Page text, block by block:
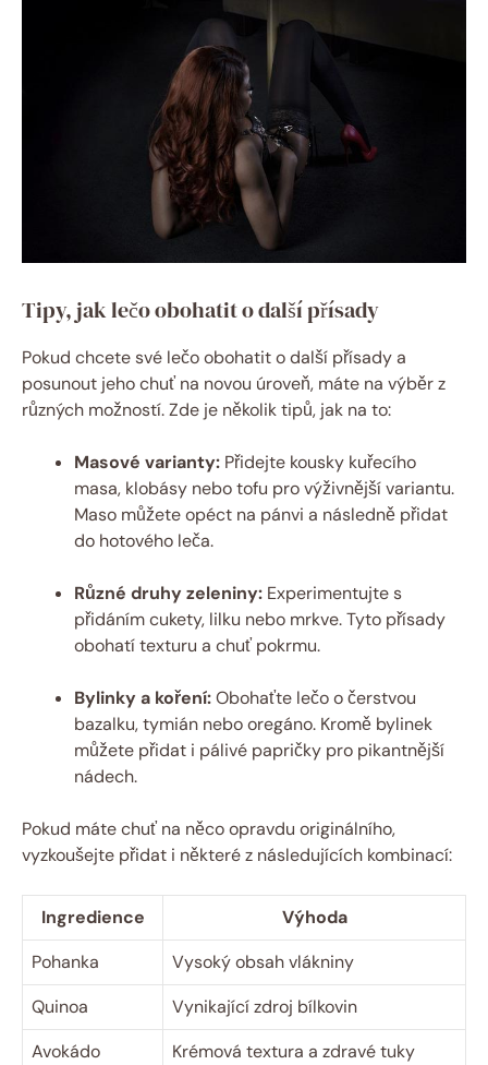
Tipy, jak lečo obohatit o další přísady
Pokud chcete své lečo obohatit o další přísady a
posunout jeho chuť na novou úroveň, máte na výběr z
různých možností. Zde je několik tipů, jak na to:
Masové varianty: Přidejte kousky kuřecího
masa, klobásy nebo tofu pro výživnější variantu.
Maso můžete opéct na pánvi a následně přidat
do hotového leča.
Různé druhy zeleniny: Experimentujte s
přidáním cukety, lilku nebo mrkve. Tyto přísady
obohatí texturu a chuť pokrmu.
Bylinky a koření:Obohaťte lečo o čerstvou
bazalku, tymián nebo oregáno. Kromě bylinek
můžete přidat i pálivé papričky pro pikantnější
nádech.
Pokud máte chuť na něco opravdu originálního,
vyzkoušejte přidat i některé z následujících kombinací:
Ingredience
Výhoda
Pohanka
Vysoký obsah vlákniny
Quinoa
Vynikající zdroj bílkovin
Avokádo
Krémová textura a zdravé tuky